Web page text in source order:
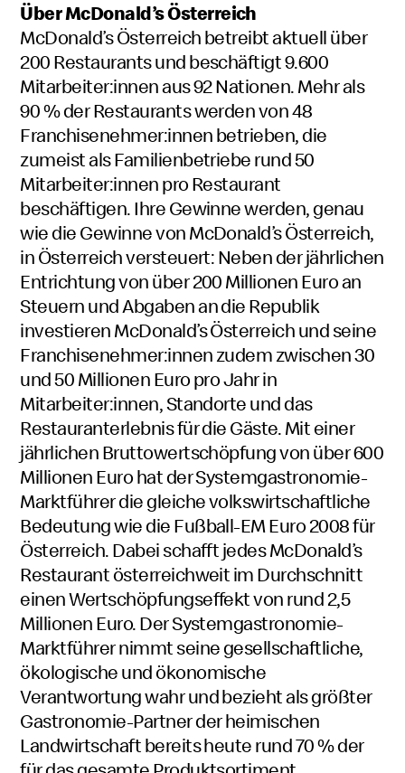
ÜberMcDonald’sÖsterreich
McDonald’s Österreich betreibt aktuell über
200 Restaurants und beschäftigt 9.600
Mitarbeiter:innen aus 92 Nationen. Mehr als
90 % der Restaurants werden von 48
Franchisenehmer:innen betrieben, die
zumeist als Familienbetriebe rund 50
Mitarbeiter:innen pro Restaurant
beschäftigen. Ihre Gewinne werden, genau
wie die Gewinne von McDonald’s Österreich,
in Österreich versteuert: Neben der jährlichen
Entrichtung von über 200 Millionen Euro an
Steuern und Abgaben an die Republik
investieren McDonald’s Österreich und seine
Franchisenehmer:innen zudem zwischen 30
und 50 Millionen Euro pro Jahr in
Mitarbeiter:innen, Standorte und das
Restauranterlebnis für die Gäste. Mit einer
jährlichen Bruttowertschöpfung von über 600
Millionen Euro hat der Systemgastronomie-
Marktführer die gleiche volkswirtschaftliche
Bedeutung wie die Fußball-EM Euro 2008 für
Österreich. Dabei schafft jedes McDonald’s
Restaurant österreichweit im Durchschnitt
einen Wertschöpfungseffekt von rund 2,5
Millionen Euro. Der Systemgastronomie-
Marktführer nimmt seine gesellschaftliche,
ökologische und ökonomische
Verantwortung wahr und bezieht als größter
Gastronomie-Partner der heimischen
Landwirtschaft bereits heute rund 70 % der